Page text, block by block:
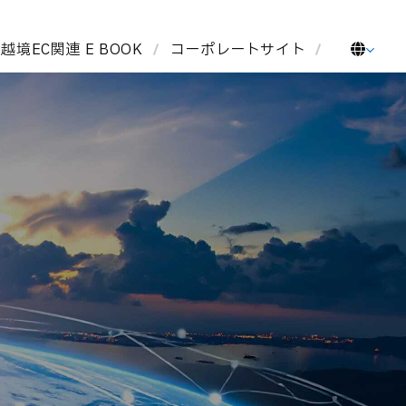
越境EC関連 E BOOK コーポレートサイト